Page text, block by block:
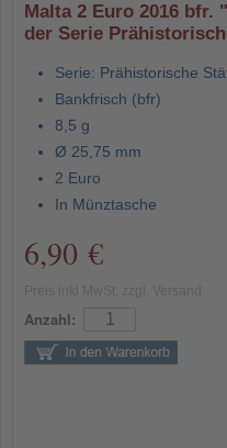
Malta 2 Euro 2016 bfr.
der Serie
Serie: Prähistorische
Bankfrisch (bfr)
8,5 g
Ø 25,75 mm
2 Euro
In Münztasche
6,90 €
Anzahl: